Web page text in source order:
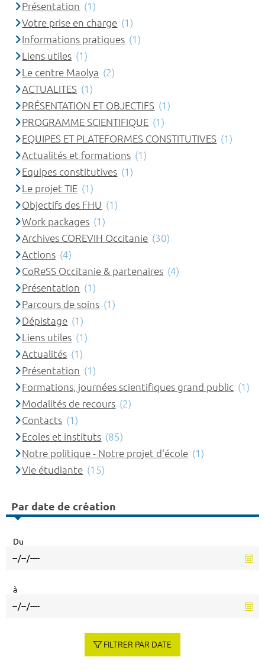
Présentation (1)
Votre prise en charge (1)
Informations pratiques (1)
Liens utiles (1)
Le centre Maolya (2)
ACTUALITES (1)
PRÉSENTATION ET OBJECTIFS (1)
PROGRAMME SCIENTIFIQUE (1)
EQUIPES ET PLATEFORMES CONSTITUTIVES (1)
Actualités et formations (1)
Equipes constitutives (1)
Le projet TIE (1)
Objectifs des FHU (1)
Work packages (1)
Archives COREVIH Occitanie (30)
Actions (4)
CoReSS Occitanie & partenaires (4)
Présentation (1)
Parcours de soins (1)
Dépistage (1)
Liens utiles (1)
Actualités (1)
Présentation (1)
Formations, journées scientifiques grand public (1)
Modalités de recours (2)
Contacts (1)
Ecoles et instituts (85)
Notre politique - Notre projet d'école (1)
Vie étudiante (15)
Par date de création
Du
à
FILTRER PAR DATE